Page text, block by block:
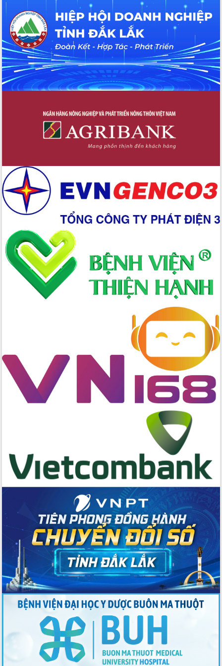
Tháo gỡ những vướng mắc, đẩy mạnh
công tác cải cách thủ tục hành chính
tại Trung tâm Phục vụ hành chính
công tỉnh
Đắk Lắk: Tôn vinh 46 giải pháp tại Hội
thi Sáng tạo Kỹ thuật 2024 - 2025
Đắk Lắk rà soát, điều chỉnh Đề án 190
về phát triển nuôi trồng thủy sản
Dự án cao tốc Khánh Hòa - Buôn Ma
Định vị cà phê Việt Nam như một “di
sản sống” trong dòng chảy toàn cầu
sống người dân từ những mô hình thiết
Quyết liệt tháo gỡ vướng mắc, đẩy
nhanh tiến độ các dự án trọng điểm
trong Khu kinh tế Nam Phú Yên
Hòn Yến phát triển du lịch gắn với bảo
tồn biển
Lấy ý kiến điều chỉnh Quy hoạch tỉnh
Đắk Lắk thời kỳ 2021-2030, tầm nhìn
đến năm 2050
Phát động chiến dịch 30 ngày đêm
giải phóng mặt bằng Tuyến đường bộ
chuyển đổi số giai đoạn 2026 – 2030
với Tập đoàn Bưu chính Viễn thông
Việt Nam
Thứ trưởng Bộ Y tế làm việc với tỉnh
Đắk Lắk về phát triển nhân lực y tế
cho trạm y tế cấp xã
trong thương mại điện tử năm 2026
Đoàn đại biểu Quốc hội tỉnh Đắk Lắk
trao đổi thông tin trước Kỳ họp thứ
Quyết liệt cải cách hành chính, khơi
thông nguồn lực phát triển
Nâng cao hiệu lực, hiệu quả HĐND
tỉnh thông qua hiện đại hóa hành chính
Xã Ea Phê gắn cải cách hành chính với
chuyển đổi số
Phó Chủ tịch Thường trực UBND tỉnh
Hồ Thị Nguyên Thảo làm việc tại Trung
tâm Phục vụ hành chính công xã Ea
Phê
Xây dựng nền hành chính số đồng
hành cùng nông dân dân, doanh nghiệp
Giai đoạn 2026-2030, Đắk Lắk phấn
đấu có 77% xã đạt chuẩn nông thôn